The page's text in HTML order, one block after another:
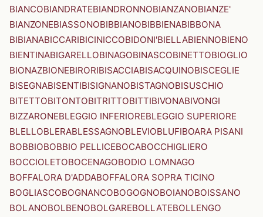
BIANCOBIANDRATEBIANDRONNOBIANZANOBIANZE'
BIANZONEBIASSONOBIBBIANOBIBBIENABIBBONA
BIBIANABICCARIBICINICCOBIDONI'BIELLABIENNOBIENO
BIENTINABIGARELLOBINAGOBINASCOBINETTOBIOGLIO
BIONAZBIONEBIRORIBISACCIABISACQUINOBISCEGLIE
BISEGNABISENTIBISIGNANOBISTAGNOBISUSCHIO
BITETTOBITONTOBITRITTOBITTIBIVONABIVONGI
BIZZARONEBLEGGIO INFERIOREBLEGGIO SUPERIORE
BLELLOBLERABLESSAGNOBLEVIOBLUFIBOARA PISANI
BOBBIOBOBBIO PELLICEBOCABOCCHIGLIERO
BOCCIOLETOBOCENAGOBODIO LOMNAGO
BOFFALORA D'ADDABOFFALORA SOPRA TICINO
BOGLIASCOBOGNANCOBOGOGNOBOIANOBOISSANO
BOLANOBOLBENOBOLGAREBOLLATEBOLLENGO